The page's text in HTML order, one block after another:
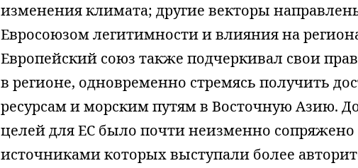
изменения климата; другие векторы
Евросоюзом легитимности и влияния на
Европейский союз также подчеркивал свои
в регионе, одновременно стремясь получить
ресурсам и морским путям в Восточную Азию.
целей для ЕС было почти неизменно сопряжено
источниками которых выступали более